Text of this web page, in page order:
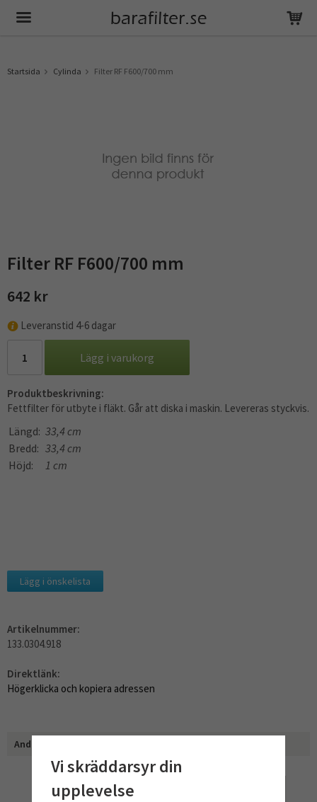
Startsida Cylinda Filter RF F600/700 mm
Filter RF F600/700 mm
642 kr
Leveranstid 4-6 dagar
Lägg i varukorg
Produktbeskrivning:
Fettfilter för utbyte i fläkt. Går att diska i maskin. Levereras styckvis.
Längd: 33,4 cm
Bredd: 33,4 cm
Höjd:
1 cm
Lägg i önskelista
Artikelnummer:
133.0304.918
Direktlänk:
Högerklicka och kopiera adressen
Andra har även köpt
Vi skräddarsyr din
upplevelse